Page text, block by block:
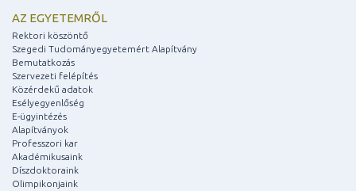
AZ EGYETEMRŐL
Rektori köszöntő
Szegedi Tudományegyetemért Alapítvány
Bemutatkozás
Szervezeti felépítés
Közérdekű adatok
Esélyegyenlőség
E-ügyintézés
Alapítványok
Professzori kar
Akadémikusaink
Díszdoktoraink
Olimpikonjaink